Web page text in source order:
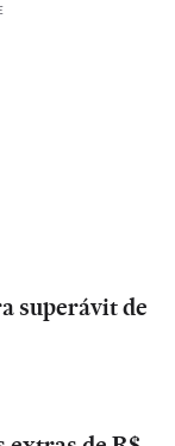
superávit de